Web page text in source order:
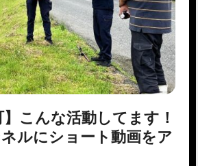
】こんな活動してます！
ルにショート動画をア